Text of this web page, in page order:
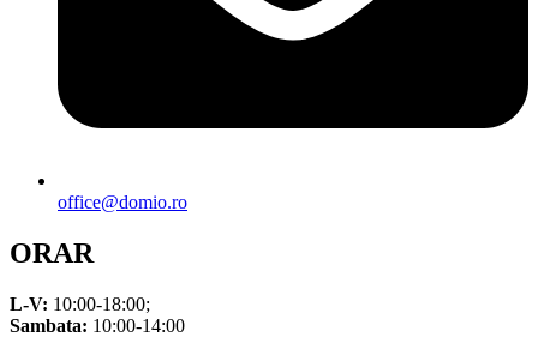
office@domio.ro
ORAR
L-V: 10:00-18:00;
Sambata: 10:00-14:00